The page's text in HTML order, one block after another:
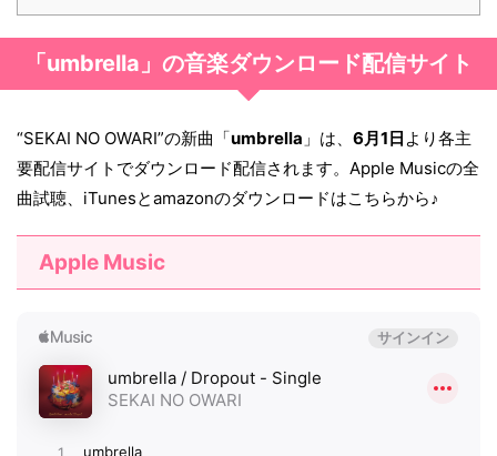
「umbrella」の音楽ダウンロード配信サイト
“SEKAI NO OWARI”の新曲「umbrella 」は、 6月1日 より各主
要配信サイトでダウンロード配信されます。Apple Musicの全
曲試聴、iTunesとamazonのダウンロードはこちらから♪
Apple Music